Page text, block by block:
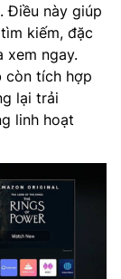
Điều này giúp
kiếm, đặc
xem ngay.
còn tích hợp
lại trải
linh hoạt